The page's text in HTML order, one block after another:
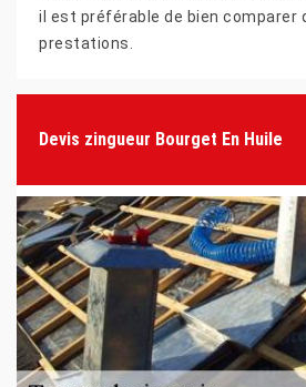
il est préférable de bien comparer
prestations.
Devis zingueur Bourget En Huile